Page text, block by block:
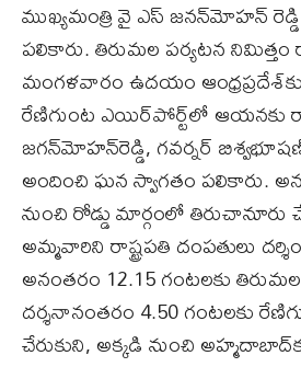
ముఖ్యమంత్రి వై ఎస్‌ జనన్‌మోహన్‌
పలికారు. తిరుమల పర్యటన
మంగళవారం ఉదయం ఆంధ్రప్రదేశ్‌కు
రేణిగుంట ఎయిర్‌పోర్ట్‌లో ఆయనకు
జగన్‌మోహన్‌రెడ్డి, గవర్నర్‌
అందించి ఘన స్వాగతం పలికారు.
నుంచి రోడ్డు మార్గంలో తిరుచానూరు
అమ్మవారిని రాష్ట్రపతి దంపతులు
అనంతరం 12.15 గంటలకు
దర్శనానంతరం 4.50 గంటలకు
చేరుకుని, అక్కడి నుంచి